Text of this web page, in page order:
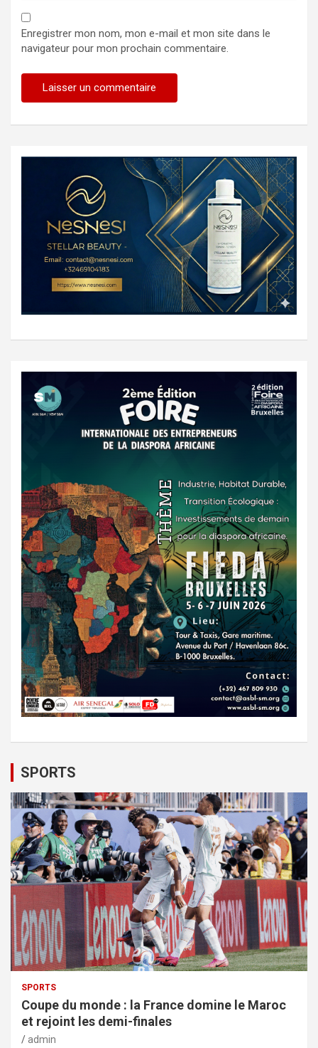
Enregistrer mon nom, mon e-mail et mon site dans le
navigateur pour mon prochain commentaire.
SPORTS
SPORTS
Coupe du monde : la France domine le Maroc
et rejoint les demi-finales
admin